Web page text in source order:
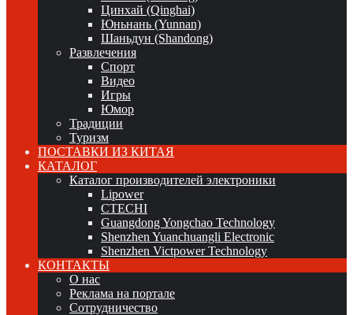
Цинхай (Qinghai)
Юньнань (Yunnan)
Шаньдун (Shandong)
Развлечения
Спорт
Видео
Игры
Юмор
Традиции
Туризм
ПОСТАВКИ ИЗ КИТАЯ
КАТАЛОГ
Каталог производителей электроники
Lipower
CTECHI
Guangdong Yongchao Technology
Shenzhen Yuanchuangli Electronic
Shenzhen Victpower Technology
КОНТАКТЫ
О нас
Реклама на портале
Сотрудничество